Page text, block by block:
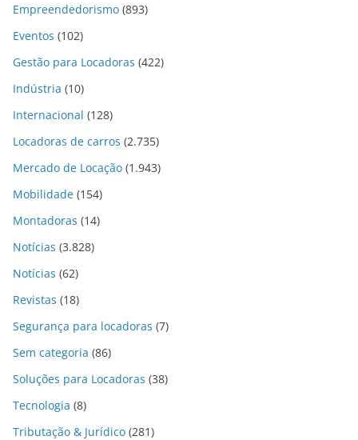
Empreendedorismo (893)
Eventos (102)
Gestão para Locadoras (422)
Indústria (10)
Internacional (128)
Locadoras de carros (2.735)
Mercado de Locação (1.943)
Mobilidade (154)
Montadoras (14)
Notícias (3.828)
Notícias (62)
Revistas (18)
Segurança para locadoras (7)
Sem categoria (86)
Soluções para Locadoras (38)
Tecnologia (8)
Tributação & Jurídico (281)